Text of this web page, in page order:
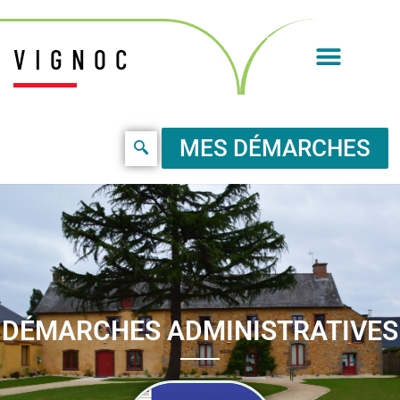
VIGNOC
MES DÉMARCHES
DÉMARCHES ADMINISTRATIVES